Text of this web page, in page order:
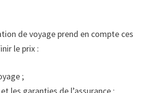
de voyage prend en compte ces
le prix :
;